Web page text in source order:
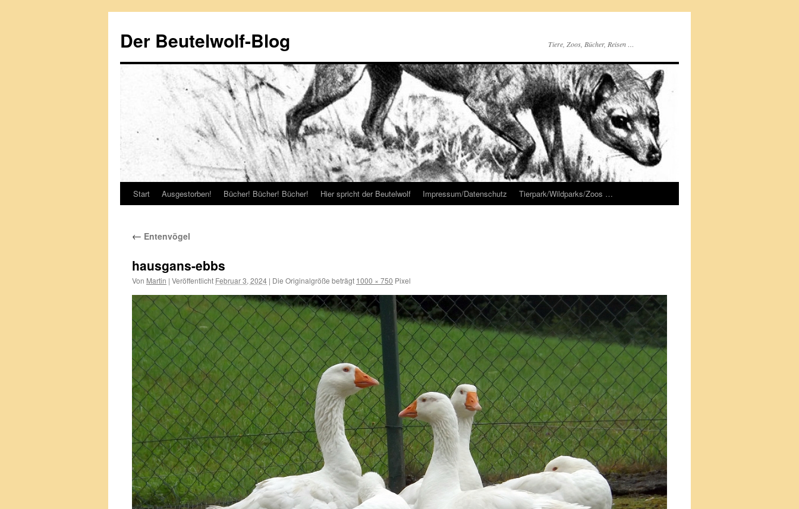
springen
Der Beutelwolf-Blog Tiere, Zoos, Bücher, Reisen …
Start Ausgestorben! Bücher! Bücher! Bücher! Hier spricht der Beutelwolf Impressum/Datenschutz Tierpark/Wildparks/Zoos …
← Entenvögel
hausgans-ebbs
Von Martin | Veröffentlicht Februar 3, 2024 | Die Originalgröße beträgt 1000 × 750 Pixel